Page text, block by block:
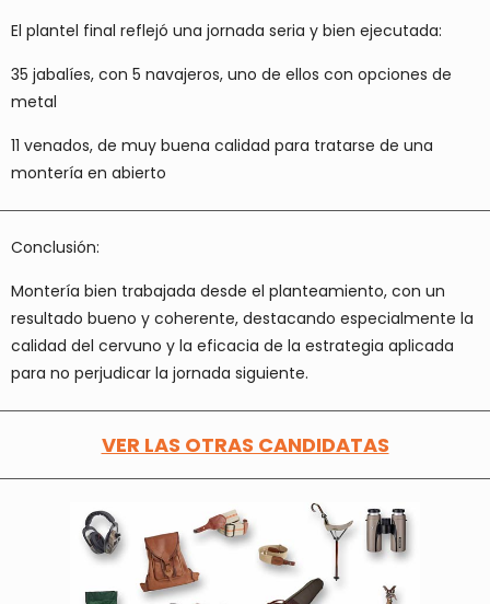
El plantel final reflejó una jornada seria y bien ejecutada:
35 jabalíes, con 5 navajeros, uno de ellos con opciones de
metal
11 venados, de muy buena calidad para tratarse de una
montería en abierto
Conclusión:
Montería bien trabajada desde el planteamiento, con un
resultado bueno y coherente, destacando especialmente la
calidad del cervuno y la eficacia de la estrategia aplicada
para no perjudicar la jornada siguiente.
VER LAS OTRAS CANDIDATAS